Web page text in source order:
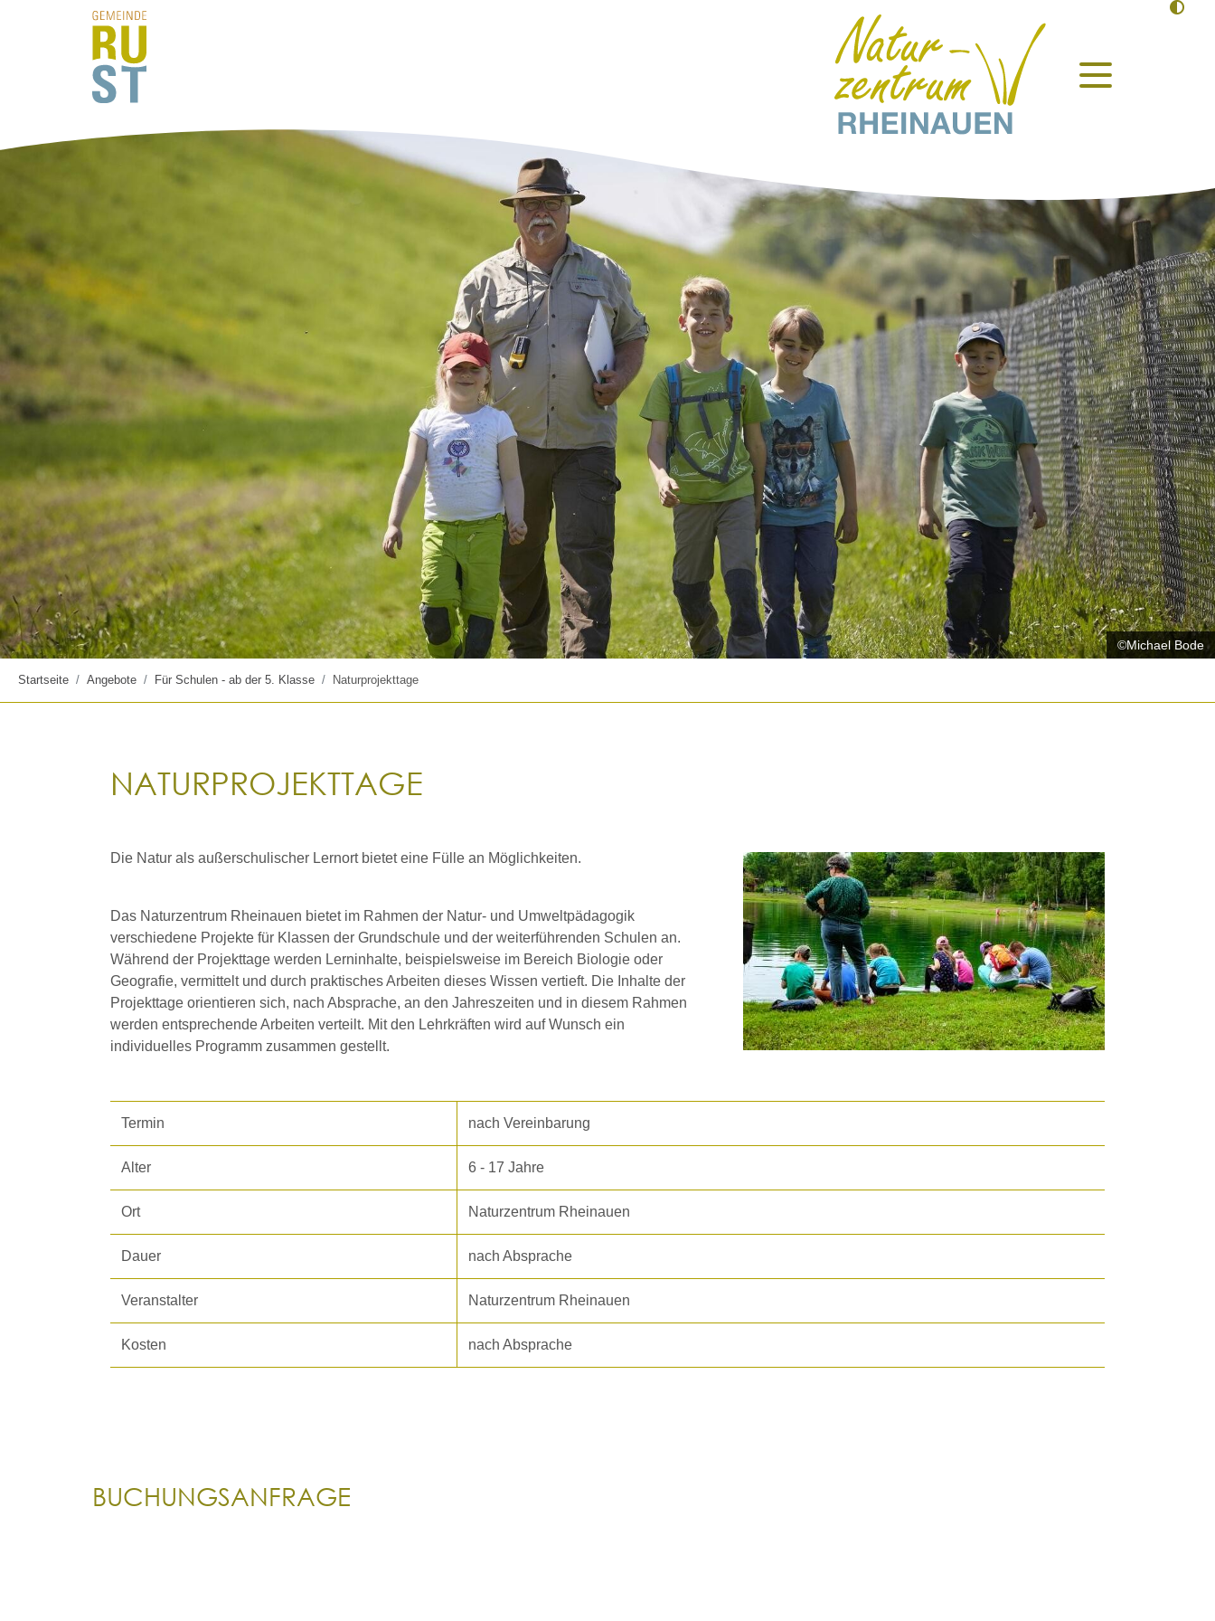
©Michael Bode
Startseite Angebote Für Schulen - ab der 5. Klasse Naturprojekttage
NATURPROJEKTTAGE
Die Natur als außerschulischer Lernort bietet eine Fülle an Möglichkeiten.
Das Naturzentrum Rheinauen bietet im Rahmen der Natur- und Umweltpädagogik
verschiedene Projekte für Klassen der Grundschule und der weiterführenden Schulen an.
Während der Projekttage werden Lerninhalte, beispielsweise im Bereich Biologie oder
Geografie, vermittelt und durch praktisches Arbeiten dieses Wissen vertieft. Die Inhalte der
Projekttage orientieren sich, nach Absprache, an den Jahreszeiten und in diesem Rahmen
werden entsprechende Arbeiten verteilt. Mit den Lehrkräften wird auf Wunsch ein
individuelles Programm zusammen gestellt.
Termin nach Vereinbarung
Alter 6 - 17 Jahre
Ort Naturzentrum Rheinauen
Dauer nach Absprache
Veranstalter Naturzentrum Rheinauen
Kosten nach Absprache
BUCHUNGSANFRAGE